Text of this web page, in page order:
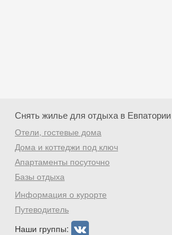
Снять жилье для отдыха в Евпатории
Отели, гостевые дома
Дома и коттеджи под ключ
Апартаменты посуточно
Базы отдыха
Информация о курорте
Путеводитель
Наши группы:
Скидка −5%
Хочешь дешевле? Оставь
промокод на первое